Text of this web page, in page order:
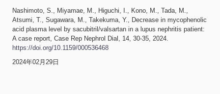
Nashimoto, S., Miyamae, M., Higuchi, I., Kono, M., Tada, M.,
Atsumi, T., Sugawara, M., Takekuma, Y., Decrease in mycophenolic
acid plasma level by sacubitril/valsartan in a lupus nephritis patient:
A case report, Case Rep Nephrol Dial, 14, 30-35, 2024.
https://doi.org/10.1159/000536468
2024年02月29日